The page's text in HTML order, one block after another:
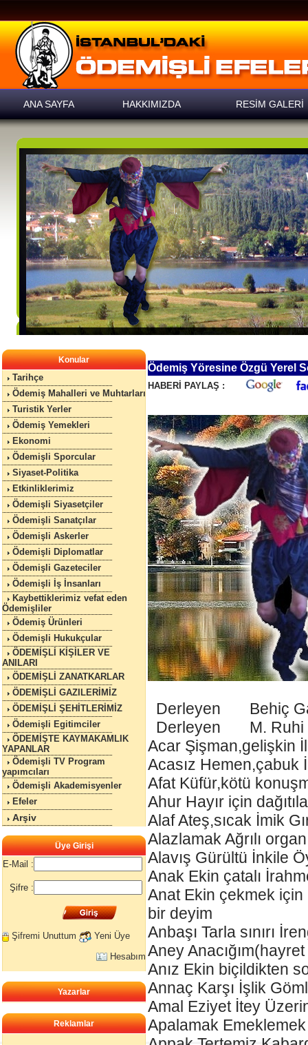
ANA SAYFA HAKKIMIZDA RESİM GALERİ
Konular
Tarihçe
Ödemiş Mahalleri ve Muhtarları
Turistik Yerler
Ödemiş Yemekleri
Ekonomi
Ödemişli Sporcular
Siyaset-Politika
Etkinliklerimiz
Ödemişli Siyasetçiler
Ödemişli Sanatçılar
Ödemişli Askerler
Ödemişli Diplomatlar
Ödemişli Gazeteciler
Ödemişli İş İnsanları
Kaybettiklerimiz vefat eden
Ödemişliler
Ödemiş Ürünleri
Ödemişli Hukukçular
ÖDEMİŞLİ KİŞİLER VE
ANILARI
ÖDEMİŞLİ ZANATKARLAR
ÖDEMİŞLİ GAZILERİMİZ
ÖDEMİŞLİ ŞEHİTLERİMİZ
Ödemişli Egitimciler
ÖDEMİŞTE KAYMAKAMLIK
YAPANLAR
Ödemişli TV Program
yapımcıları
Ödemişli Akademisyenler
Efeler
Arşiv
Üye Girişi
E-Mail :
Şifre :
Şifremi Unuttum
Yeni Üye
Hesabım
Yazarlar
Reklamlar
Ödemiş Yöresine Özgü Yerel
HABERİ PAYLAŞ :
Derleyen Behiç
Derleyen M. Ruhi
Acar Şişman,gelişkin
Acasız Hemen,çabuk
Afat Küfür,kötü
Ahur Hayır için
Alaf Ateş,sıcak İmik
Alazlamak Ağrılı
Alavış Gürültü İnkile
Anak Ekin çatalı
Anat Ekin çekmek
bir deyim
Anbaşı Tarla sınırı
Aney
Anız Ekin biçildikten
Annaç Karşı İşlik
Amal Eziyet İtey
Apalamak